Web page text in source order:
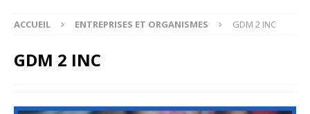
ACCUEIL ENTREPRISES ET ORGANISMES GDM 2 INC
GDM 2 INC